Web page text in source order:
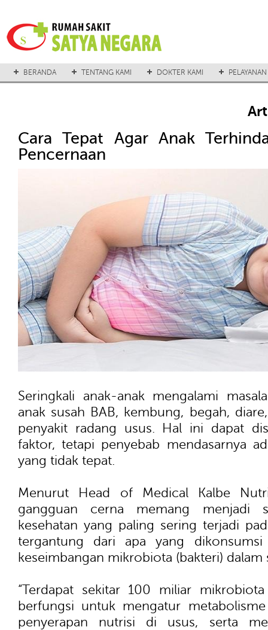
BERANDA TENTANG KAMI DOKTER KAMI PELAYANAN
Cara Tepat Agar Anak
Pencernaan
Seringkali anak-anak mengalami
anak susah BAB, kembung, begah,
penyakit radang usus. Hal ini dapat
faktor, tetapi penyebab mendasarnya
yang tidak tepat.
Menurut Head of Medical Kalbe
gangguan cerna memang menjadi
kesehatan yang paling sering terjadi
tergantung dari apa yang
keseimbangan mikrobiota (bakteri) dalam
“Terdapat sekitar 100 miliar
berfungsi untuk mengatur
penyerapan nutrisi di usus, serta